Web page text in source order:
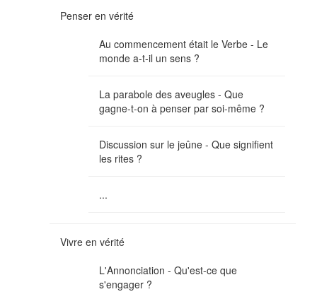
Penser en vérité
Au commencement était le Verbe - Le
monde a-t-il un sens ?
La parabole des aveugles - Que
gagne-t-on à penser par soi-même ?
Discussion sur le jeûne - Que signifient
les rites ?
...
Vivre en vérité
L'Annonciation - Qu'est-ce que
s'engager ?